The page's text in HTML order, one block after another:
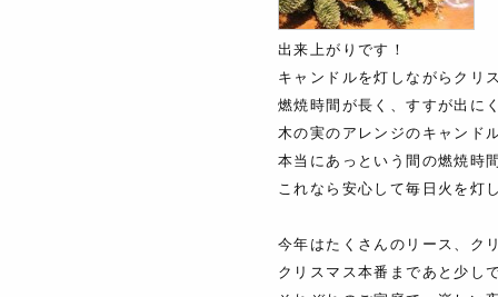
出来上がりです！
キャンドルを灯しながらクリ
燃焼時間が長く、すすが出に
木の実のアレンジのキャンド
本当にあっという間の燃焼時
これなら安心して毎日火を灯
今年はたくさんのリース、ク
クリスマス本番まであと少し